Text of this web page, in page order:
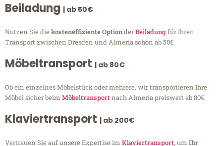
Beiladung | ab 50€
Nutzen Sie diekosteneffiziente OptionderBeiladungfür Ihren
Transport zwischen Dresden und Almería schon ab 50€.
Möbeltransport | ab 80€
Ob ein einzelnes Möbelstück oder mehrere, wir transportieren Ihre
Möbel sicher beim Möbeltransportnach Almería preiswert ab 80€.
Klaviertransport | ab 200€
Vertrauen Sie auf unsere Expertise im Klaviertransport, um Ihr